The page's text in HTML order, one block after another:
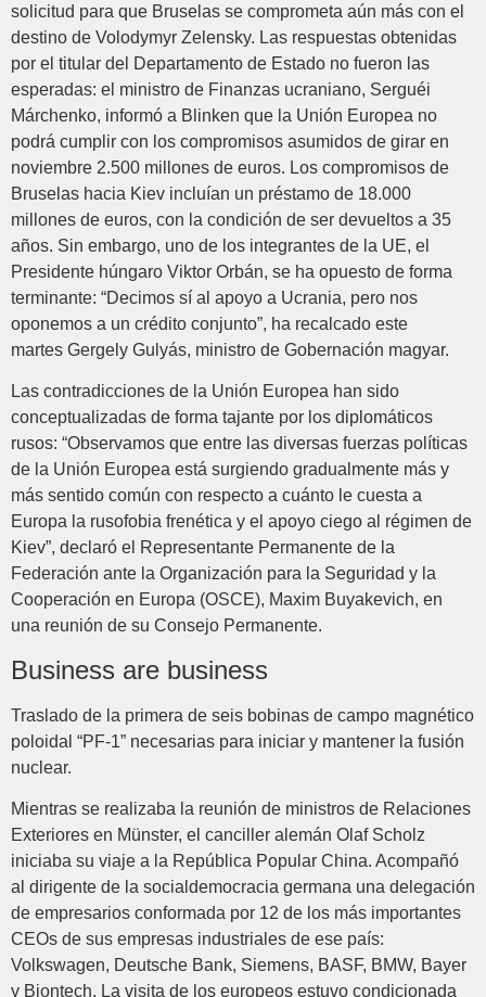
solicitud para que Bruselas se comprometa aún más con el
destino de Volodymyr Zelensky. Las respuestas obtenidas
por el titular del Departamento de Estado no fueron las
esperadas: el ministro de Finanzas ucraniano, Serguéi
Márchenko, informó a Blinken que la Unión Europea no
podrá cumplir con los compromisos asumidos de girar en
noviembre 2.500 millones de euros. Los compromisos de
Bruselas hacia Kiev incluían un préstamo de 18.000
millones de euros, con la condición de ser devueltos a 35
años. Sin embargo, uno de los integrantes de la UE, el
Presidente húngaro Viktor Orbán, se ha opuesto de forma
terminante: “Decimos sí al apoyo a Ucrania, pero nos
oponemos a un crédito conjunto”, ha recalcado este
martes Gergely Gulyás, ministro de Gobernación magyar.
Las contradicciones de la Unión Europea han sido
conceptualizadas de forma tajante por los diplomáticos
rusos: “Observamos que entre las diversas fuerzas políticas
de la Unión Europea está surgiendo gradualmente más y
más sentido común con respecto a cuánto le cuesta a
Europa la rusofobia frenética y el apoyo ciego al régimen de
Kiev”, declaró el Representante Permanente de la
Federación ante la Organización para la Seguridad y la
Cooperación en Europa (OSCE), Maxim Buyakevich, en
una reunión de su Consejo Permanente.
Business are business
Traslado de la primera de seis bobinas de campo magnético
poloidal “PF-1” necesarias para iniciar y mantener la fusión
nuclear.
Mientras se realizaba la reunión de ministros de Relaciones
Exteriores en Münster, el canciller alemán Olaf Scholz
iniciaba su viaje a la República Popular China. Acompañó
al dirigente de la socialdemocracia germana una delegación
de empresarios conformada por 12 de los más importantes
CEOs de sus empresas industriales de ese país:
Volkswagen, Deutsche Bank, Siemens, BASF, BMW, Bayer
y Biontech. La visita de los europeos estuvo condicionada